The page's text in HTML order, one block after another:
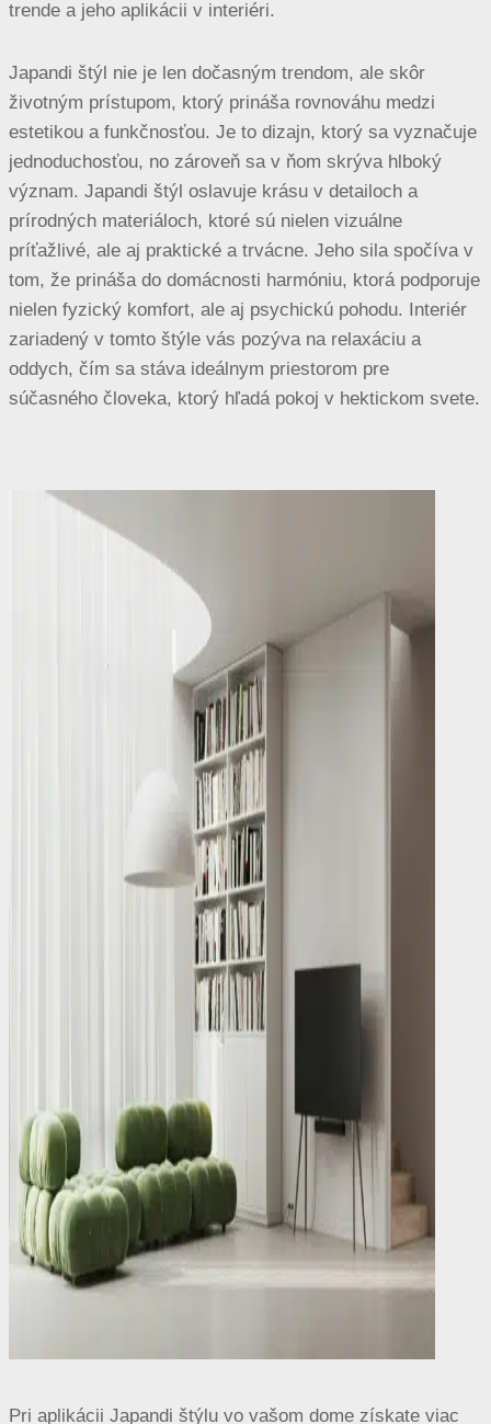
trende a jeho aplikácii v interiéri.
Japandi štýl nie je len dočasným trendom, ale skôr
životným prístupom, ktorý prináša rovnováhu medzi
estetikou a funkčnosťou. Je to dizajn, ktorý sa vyznačuje
jednoduchosťou, no zároveň sa v ňom skrýva hlboký
význam. Japandi štýl oslavuje krásu v detailoch a
prírodných materiáloch, ktoré sú nielen vizuálne
príťažlivé, ale aj praktické a trvácne. Jeho sila spočíva v
tom, že prináša do domácnosti harmóniu, ktorá podporuje
nielen fyzický komfort, ale aj psychickú pohodu. Interiér
zariadený v tomto štýle vás pozýva na relaxáciu a
oddych, čím sa stáva ideálnym priestorom pre
súčasného človeka, ktorý hľadá pokoj v hektickom svete.
Pri aplikácii Japandi štýlu vo vašom dome získate viac